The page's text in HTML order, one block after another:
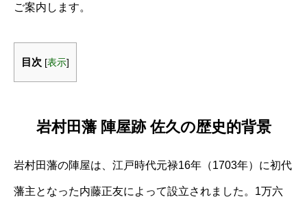
ご案内します。
目次 [表示]
岩村田藩 陣屋跡 佐久の歴史的背景
岩村田藩の陣屋は、江戸時代元禄16年（1703年）に初代
藩主となった内藤正友によって設立されました。1万六